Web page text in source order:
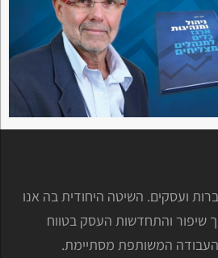
ועסקים. השיטה היחודית בה אנו
שיפור והתחדשות העסק בטווח
המשותפת מסתיימת.